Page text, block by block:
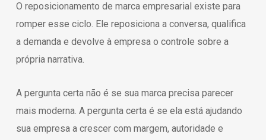
O reposicionamento de marca empresarial existe para
romper esse ciclo. Ele reposiciona a conversa, qualifica
a demanda e devolve à empresa o controle sobre a
própria narrativa.
A pergunta certa não é se sua marca precisa parecer
mais moderna. A pergunta certa é se ela está ajudando
sua empresa a crescer com margem, autoridade e